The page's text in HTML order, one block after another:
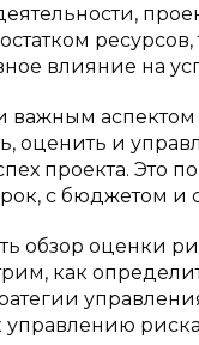
влияние на
аспектом
оценить и
проекта. Это
с бюджетом и
обзор оценки
как